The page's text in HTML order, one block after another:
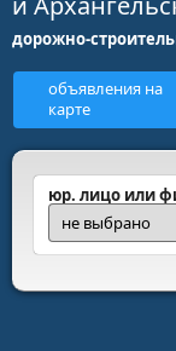
дорожно-
объявления на
карте
юр. лицо или